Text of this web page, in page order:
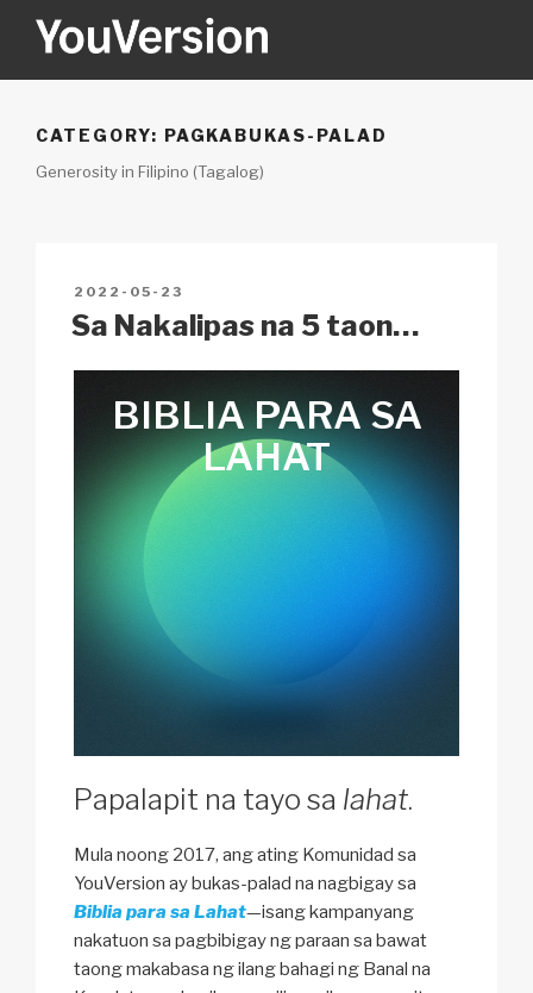
YOUVERSION
CATEGORY: PAGKABUKAS-PALAD
Generosity in Filipino (Tagalog)
POSTED
ON
2022-05-23
Sa Nakalipas na 5 taon…
BIBLIAPARA SA
LAHAT
Papalapit na tayo sa lahat.
Mula noong 2017, ang ating Komunidad sa
YouVersion ay bukas-palad na nagbigay sa
Biblia para sa Lahat—isang kampanyang
nakatuon sa pagbibigay ng paraan sa bawat
taong makabasa ng ilang bahagi ng Banal na